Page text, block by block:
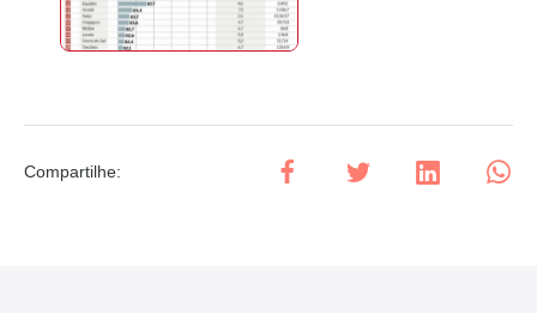
Compartilhe: